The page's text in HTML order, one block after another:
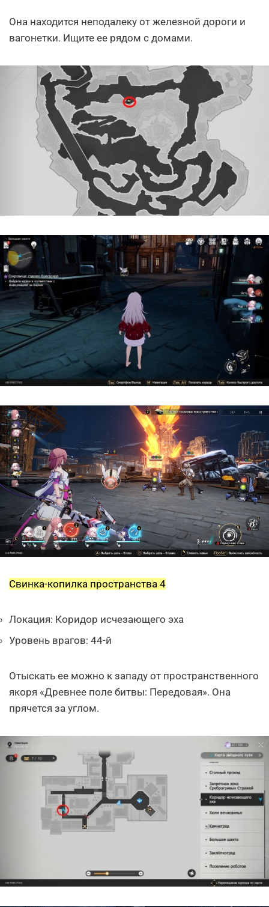
Она находится неподалеку от железной дороги и
вагонетки. Ищите ее рядом с домами.
Свинка-копилка пространства 4
Локация: Коридор исчезающего эха
Уровень врагов: 44-й
Отыскать ее можно к западу от пространственного
якоря «Древнее поле битвы: Передовая». Она
прячется за углом.